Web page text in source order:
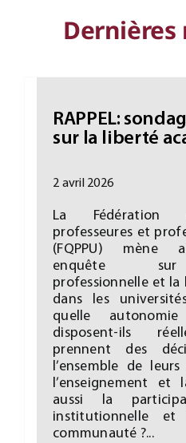
Dernières
RAPPEL:
sur la liberté
2 avril 2026
La Fédération
professeures et
(FQPPU) mène
enquête sur
professionnelle et la
dans les
quelle
disposent-ils
prennent des
l’ensemble de
l’enseignement et
aussi la
institutionnelle
communauté ?...